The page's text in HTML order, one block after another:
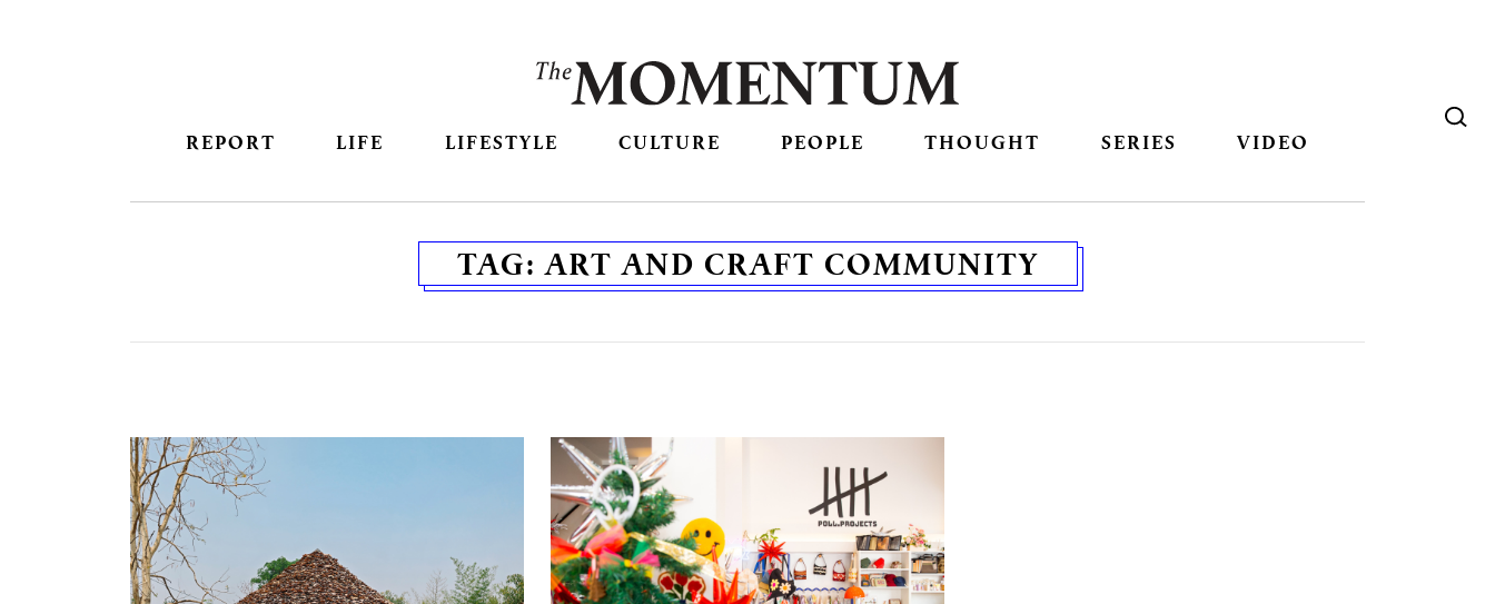
REPORT LIFE LIFESTYLE CULTURE PEOPLE THOUGHT SERIES VIDEO
TAG:ART AND CRAFT COMMUNITY